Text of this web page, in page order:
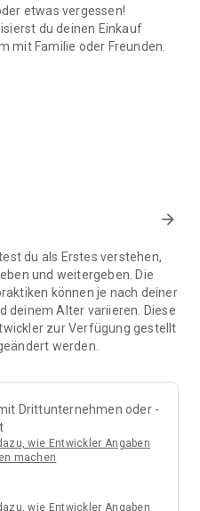
etwas vergessen!
du deinen Einkauf
mit Familie oder Freunden.
in Echtzeit: Alle sehen
Sekunden erstellen und
ein und erledigt den
übernehmen: Importiere
verwandle sie
& Freunden
arrow_forward
du als Erstes verstehen,
und weitergeben. Die
können je nach deiner
deinem Alter variieren. Diese
zur Verfügung gestellt
werden.
Drittunternehmen oder -
wie Entwickler Angaben
machen
wie Entwickler Angaben